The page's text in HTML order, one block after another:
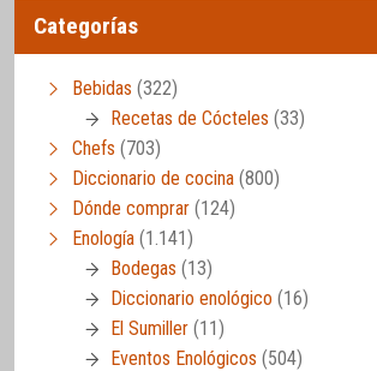
Categorías
Bebidas (322)
Recetas de Cócteles (33)
Chefs (703)
Diccionario de cocina (800)
Dónde comprar (124)
Enología (1.141)
Bodegas (13)
Diccionario enológico (16)
El Sumiller (11)
Eventos Enológicos (504)